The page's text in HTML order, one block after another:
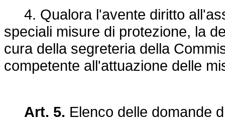
4. Qualora l'avente diritto
speciali misure di protezione, la
cura della segreteria della
competente all'attuazione delle
Art. 5. Elenco delle domande